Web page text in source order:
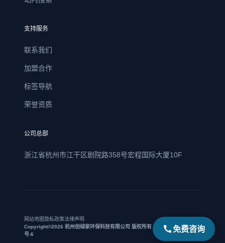
支持服务
联系我们
加盟合作
标签导航
荣誉资质
公司总部
浙江省杭州市江干区剧院路358号宏程国际大厦10F
网站地图 隐私政策法律声明
Copyright©2026 杭州创绿家环保科技有限公司 版权所有 | 浙ICP备17021469
号-6
免费咨询